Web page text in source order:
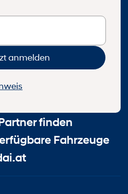
anmelden
finden
Fahrzeuge